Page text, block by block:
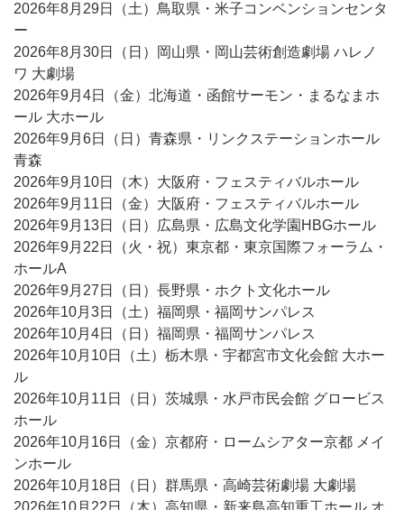
2026年8月29日（土）鳥取県・米子コンベンションセンタ
ー
2026年8月30日（日）岡山県・岡山芸術創造劇場 ハレノ
ワ 大劇場
2026年9月4日（金）北海道・函館サーモン・まるなまホ
ール 大ホール
2026年9月6日（日）青森県・リンクステーションホール
青森
2026年9月10日（木）大阪府・フェスティバルホール
2026年9月11日（金）大阪府・フェスティバルホール
2026年9月13日（日）広島県・広島文化学園HBGホール
2026年9月22日（火・祝）東京都・東京国際フォーラム・
ホールA
2026年9月27日（日）長野県・ホクト文化ホール
2026年10月3日（土）福岡県・福岡サンパレス
2026年10月4日（日）福岡県・福岡サンパレス
2026年10月10日（土）栃木県・宇都宮市文化会館 大ホー
ル
2026年10月11日（日）茨城県・水戸市民会館 グロービス
ホール
2026年10月16日（金）京都府・ロームシアター京都 メイ
ンホール
2026年10月18日（日）群馬県・高崎芸術劇場 大劇場
2026年10月22日（木）高知県・新来島高知重工ホール オ